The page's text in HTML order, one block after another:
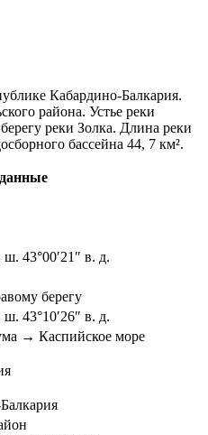
Кабардино-Балкария.
района. Устье реки
реки Золка. Длина реки
бассейна 44, 7 км².
ш. 43°00′21″ в. д.
берегу
ш. 43°10′26″ в. д.
→ Каспийское море